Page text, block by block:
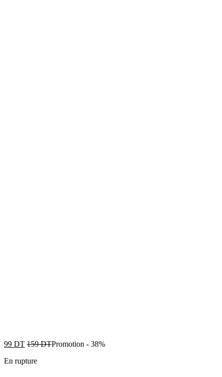
99 DT 159DTPromotion - 38%
En rupture